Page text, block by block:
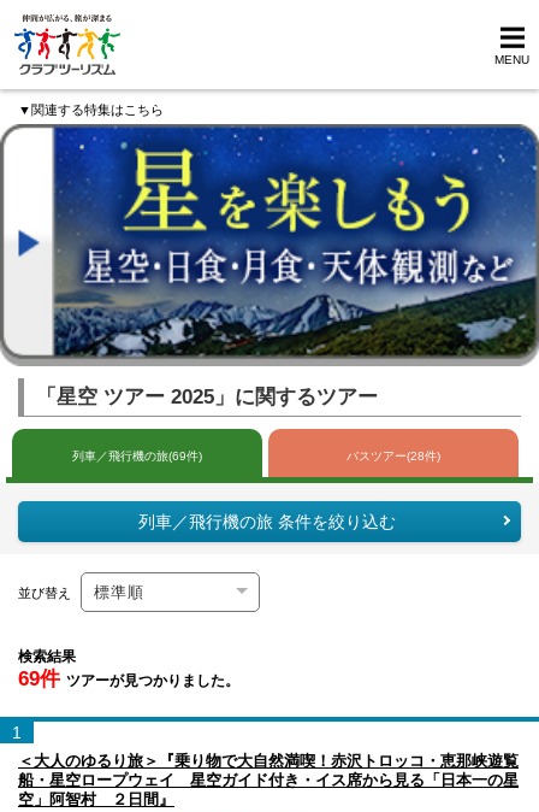
MENU
▼関連する特集はこちら
「星空 ツアー 2025」に関するツアー
列車／飛行機の旅(69件) バスツアー(28件)
列車／飛行機の旅 条件を絞り込む
並び替え
検索結果
69件 ツアーが見つかりました。
1
＜大人のゆるり旅＞『乗り物で大自然満喫！赤沢トロッコ・恵那峡遊覧
船・星空ロープウェイ 星空ガイド付き・イス席から見る「日本一の星
空」阿智村 ２日間』